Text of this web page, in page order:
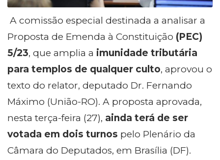
A comissão especial destinada a analisar a
Proposta de Emenda à Constituição (PEC)
5/23, que amplia a imunidade tributária
para templos de qualquer culto, aprovou o
texto do relator, deputado Dr. Fernando
Máximo (União-RO). A proposta aprovada,
nesta terça-feira (27), ainda terá de ser
votada em dois turnos pelo Plenário da
Câmara do Deputados, em Brasília (DF).